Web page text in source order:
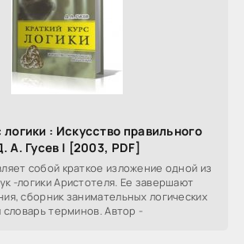
логики : Искусство правильного
А. Гусев | [2003, PDF]
собой краткое изложение одной из
-логики Аристотеля. Ее завершают
сборник занимательных логических
словарь терминов. Автор -